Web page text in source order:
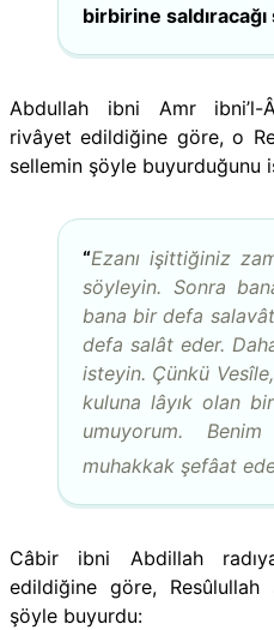
birbirine saldıracağı
Abdullah ibni Amr ibni’l-
rivâyet edildiğine göre, o
sellemin şöyle buyurduğunu
“Ezanı işittiğiniz
söyleyin. Sonra
bana bir defa
defa salât eder.
isteyin. Çünkü
kuluna lâyık olan
umuyorum.
muhakkak şefâat
Câbir ibni Abdillah
edildiğine göre,
şöyle buyurdu: